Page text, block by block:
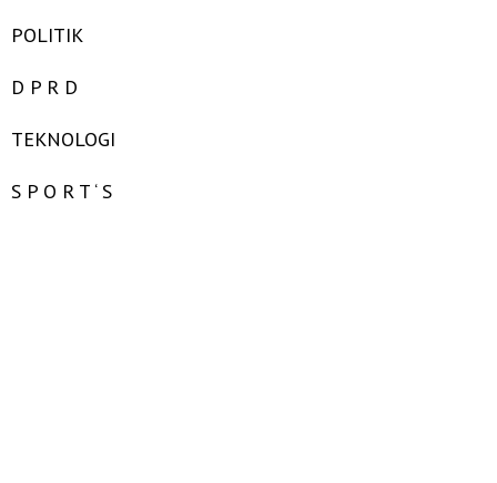
POLITIK
D P R D
TEKNOLOGI
S P O R T ‘ S